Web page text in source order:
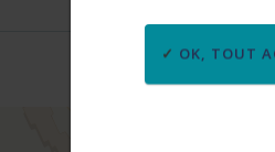
OK, TOUT